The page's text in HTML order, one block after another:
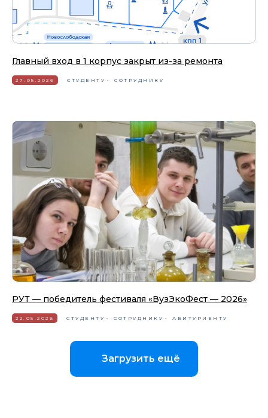
Главный вход в 1 корпус закрыт из-за ремонта
27.05.2026 СТУДЕНТУ СОТРУДНИКУ
РУТ — победитель фестиваля «ВузЭкоФест — 2026»
22.05.2026 СТУДЕНТУ СОТРУДНИКУ АБИТУРИЕНТУ
Загрузить ещё